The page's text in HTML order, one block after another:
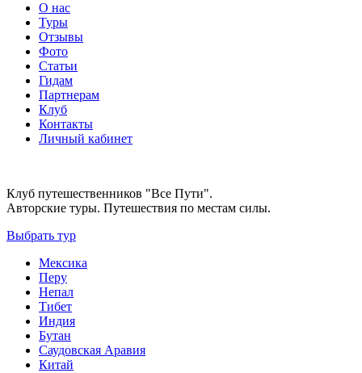
О нас
Туры
Отзывы
Фото
Статьи
Гидам
Партнерам
Клуб
Контакты
Личный кабинет
Клуб путешественников "Все Пути".
Авторские туры. Путешествия по местам силы.
Выбрать тур
Мексика
Перу
Непал
Тибет
Индия
Бутан
Саудовская Аравия
Китай